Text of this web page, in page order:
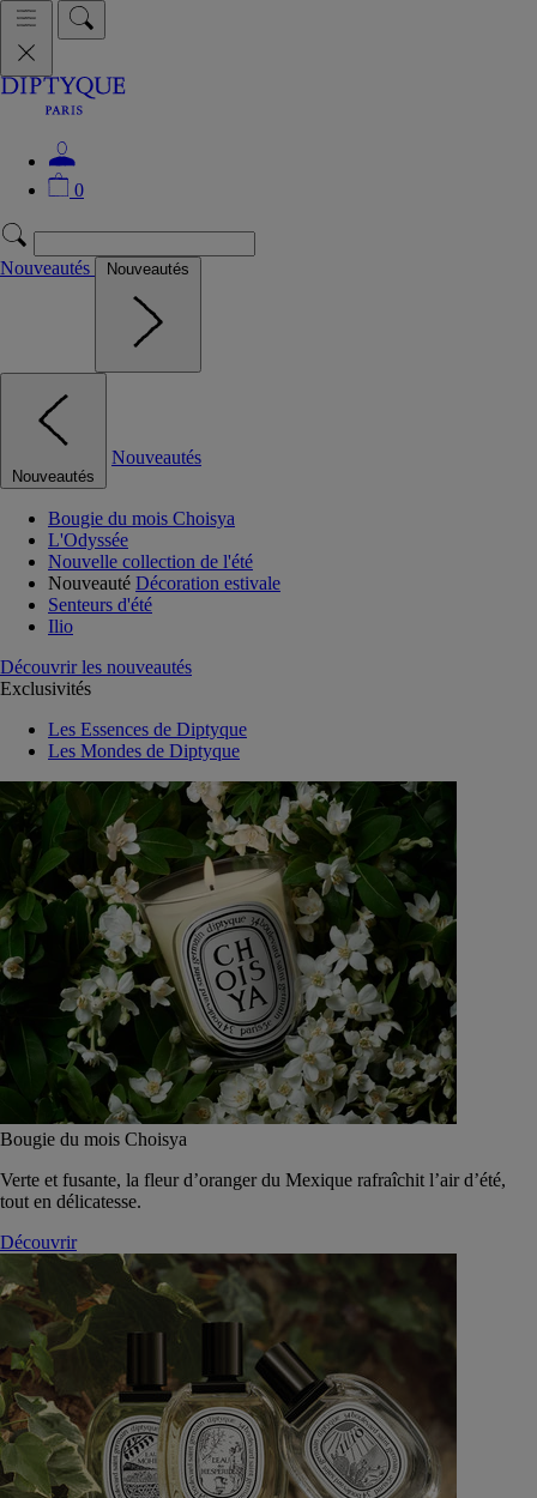
0
Nouveautés Nouveautés
Nouveautés
Nouveautés
Bougie du mois Choisya
L'Odyssée
Nouvelle collection de l'été
Nouveauté Décoration estivale
Senteurs d'été
Ilio
Découvrir les nouveautés
Exclusivités
Les Essences de Diptyque
Les Mondes de Diptyque
Bougie du mois Choisya
Verte et fusante, la fleur d’oranger du Mexique rafraîchit l’air d’été,
tout en délicatesse.
Découvrir